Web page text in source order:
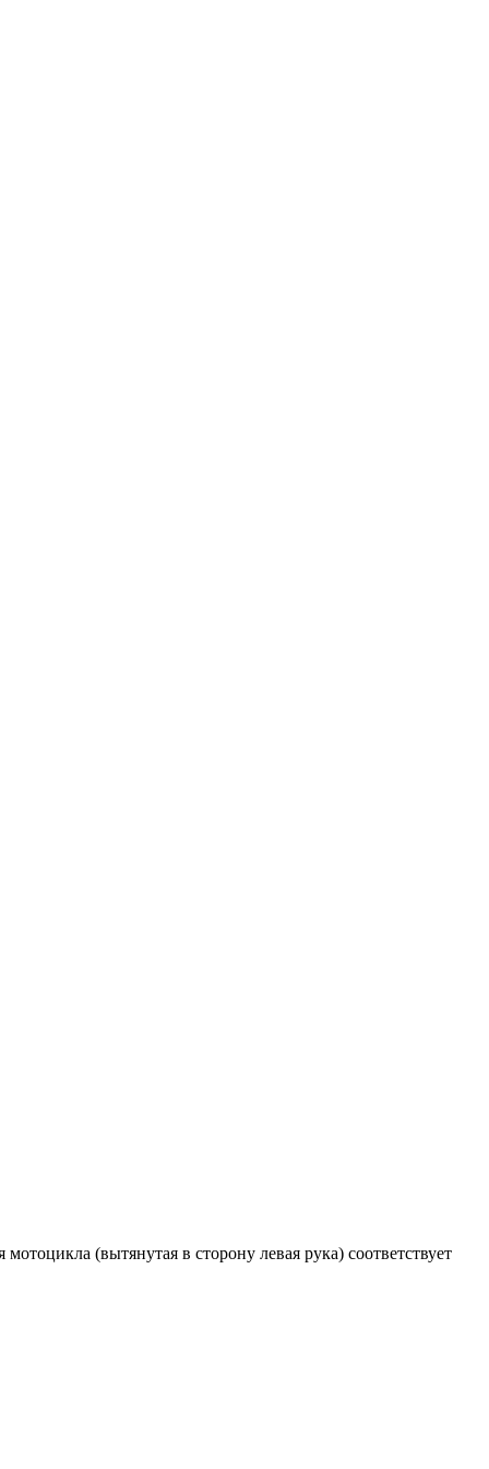
(вытянутая в сторону левая рука) соответствует